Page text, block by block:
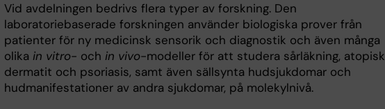
Vid avdelningen bedrivs flera typer av forskning. Den
laboratoriebaserade forskningen använder biologiska prover från
patienter för ny medicinsk sensorik och diagnostik och även många
olika in vitro- och in vivo-modeller för att studera sårläkning, atopisk
dermatit och psoriasis, samt även sällsynta hudsjukdomar och
hudmanifestationer av andra sjukdomar, på molekylnivå.